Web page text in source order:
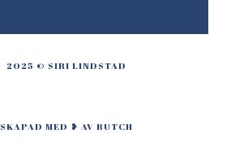
2025 © SIRI LINDSTAD
SKAPAD MED ❥ AV BUTCH